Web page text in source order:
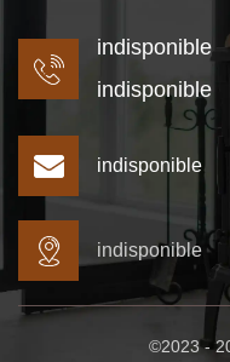
indisponible
indisponible
indisponible
indisponible
©2023 -